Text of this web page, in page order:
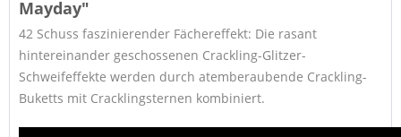
Mayday"
42 Schuss faszinierender Fächereffekt: Die rasant
hintereinander geschossenen Crackling-Glitzer-
Schweifeffekte werden durch atemberaubende Crackling-
Buketts mit Cracklingsternen kombiniert.